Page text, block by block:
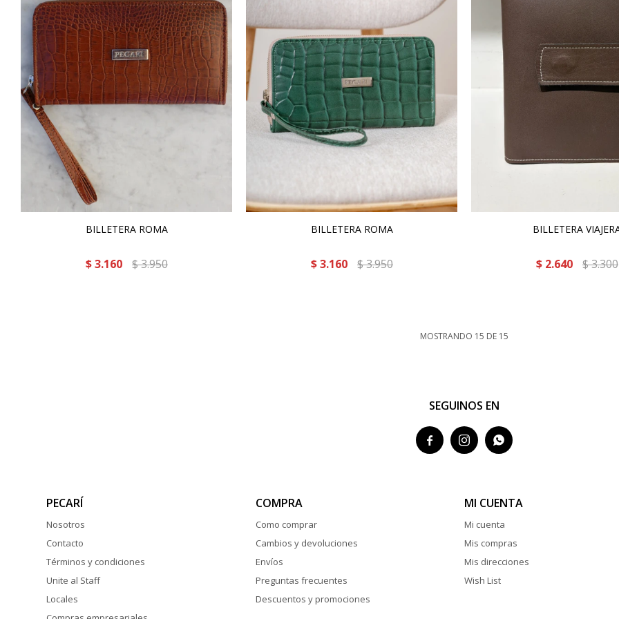
BILLETERA ROMA
$ 3.160 $3.950
BILLETERA ROMA
$ 3.160 $3.950
BILLETERA
$ 2.640 $3.300
MOSTRANDO 15 DE 15
SEGUINOS EN
  
PECARÍ
Nosotros
Contacto
Términos y condiciones
Unite al Staff
Locales
COMPRA
Como comprar
Cambios y devoluciones
Envíos
Preguntas frecuentes
Descuentos y promociones
MI CUENTA
Mi cuenta
Mis compras
Mis direcciones
Wish List